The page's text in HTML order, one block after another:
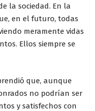
la sociedad. En la
en el futuro, todas
meramente vidas
Ellos siempre se
que, aunque
no podrían ser
y satisfechos con